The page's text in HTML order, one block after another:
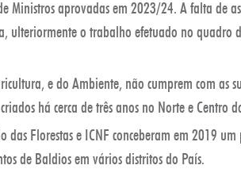
Ministros aprovadas em 2023/24. A falta de
ulteriormente o trabalho efetuado no quadro
e do Ambiente, não cumprem com as
há cerca de três anos no Norte e Centro
das Florestas e ICNF conceberam em 2019
de Baldios em vários distritos do País.